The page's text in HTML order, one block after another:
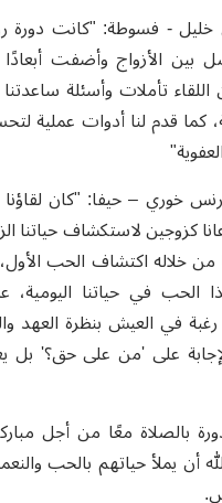
خليل - فسوطة: "كانت دورة
بين الأزواج وأضفت أبعادًا
تأملات وأسئلة
كما قدم لنا أدوات عملية
خوري – حيفا: "كان
كزوجين لاستكشاف حياتنا
من خلاله اكتشاف الحب
في حياتنا اليومية،
في العيش بنظرة العهد
على 'من على حق؟' بل
بالصلاة معًا من أجل
أن يملأ حياتهم بالحب